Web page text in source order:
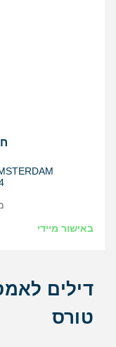
4
באישור מיידי
דילים
טורס